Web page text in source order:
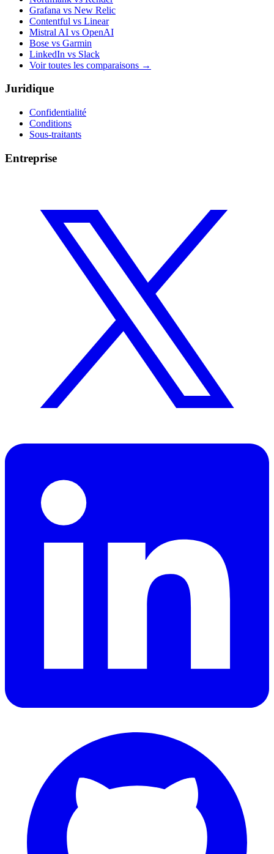
Grafana vs New Relic
Contentful vs Linear
Mistral AI vs OpenAI
Bose vs Garmin
LinkedIn vs Slack
Voir toutes les comparaisons →
Juridique
Confidentialité
Conditions
Sous-traitants
Entreprise